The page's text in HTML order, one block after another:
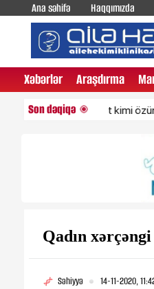
Ana səhifə Haqqımızda
Xəbərlər Araşdırma
Son dəqiqə
Diqqəti maqnit kimi özünə çəkən
Qadın
Səhiyyə 14-11-2020,